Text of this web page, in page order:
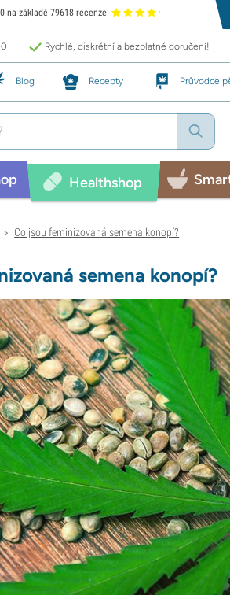
na základě 79618 recenze
Rychlé, diskrétní a bezplatné doručení!
Blog Recepty Průvodce
Healthshop
> Co jsou feminizovaná semena konopí?
semena konopí?